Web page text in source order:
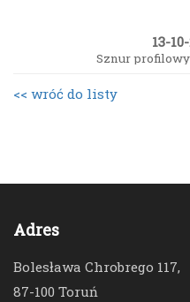
13-
Sznur
<< wróć do listy
Adres
Bolesława Chrobrego 117,
87-100 Toruń